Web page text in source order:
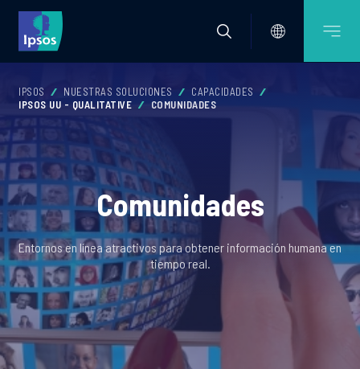
IPSOS NUESTRAS SOLUCIONES
CAPACIDADES
IPSOS UU - QUALITATIVE
COMUNIDADES
Comunidades
Entornos en línea atractivos para obtener información humana en
tiempo real.